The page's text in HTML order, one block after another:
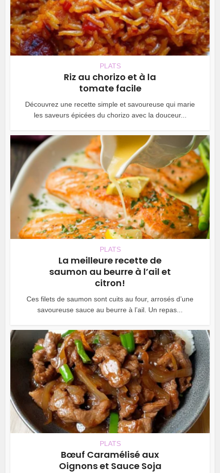
PLATS
Riz au chorizo et à la
tomate facile
Découvrez une recette simple et savoureuse qui marie
les saveurs épicées du chorizo avec la douceur...
PLATS
La meilleure recette de
saumon au beurre à l’ail et
citron!
Ces filets de saumon sont cuits au four, arrosés d’une
savoureuse sauce au beurre à l’ail. Un repas...
PLATS
Bœuf Caramélisé aux
Oignons et Sauce Soja